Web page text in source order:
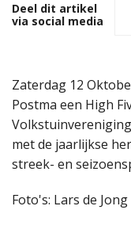
Deel dit artikel
via social media
Zaterdag 12
Postma een High
met de jaarlijkse
streek- en
Foto's: Lars de Jong